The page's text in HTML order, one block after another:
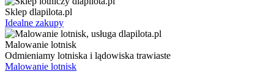
Sklep dlapilota.pl
Idealne zakupy
Malowanie lotnisk
Odmieniamy lotniska i lądowiska trawiaste
Malowanie lotnisk